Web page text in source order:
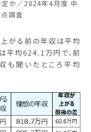
定か／2024年4月度 中
調査
がる前の年収は平均
平均624.1万円で、前
も聞いたところ平均